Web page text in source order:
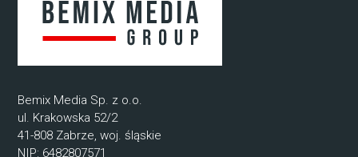
Bemix Media Sp. z o.o.
ul. Krakowska 52/2
41-808 Zabrze, woj. śląskie
NIP: 6482807571